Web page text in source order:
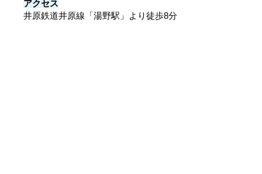
アクセス
井原鉄道井原線「湯野駅」より徒歩8分